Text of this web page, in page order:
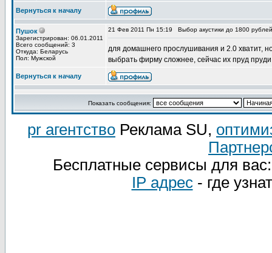
Вернуться к началу
Пушок
Зарегистрирован: 06.01.2011
Всего сообщений: 3
Откуда: Беларусь
Пол: Мужской
21 Фев 2011 Пн 15:19 Выбор акустики до 1800
для домашнего прослушивания и 2.0 хватит,
выбрать фирму сложнее, сейчас их пруд пруди
Вернуться к началу
Показать сообщения:
pr агентство Реклама SU,
Бесплатные сервисы для
IP адрес- где